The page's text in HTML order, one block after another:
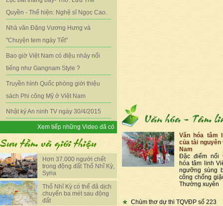
Quyền - Thể hiện: Nghệ sĩ Ngọc Cao.
Nhà văn Đặng Vương Hưng và
"Chuyện tem ngày Tết"
Bao giờ Việt Nam có điệu nhảy nổi
tiếng như Gangnam Style ?
Truyền hình Quốc phòng giới thiệu
sách Phi công Mỹ ở Việt Nam
Nhật ký An ninh TV ngày 30/4/2015
Xem tiếp những Video đã có
Hơn 37.000 người chết
trong động đất Thổ Nhĩ Kỳ,
Syria
Thổ Nhĩ Kỳ có thể đã dịch
chuyển ba mét sau động
đất
Văn hóa tâm
của tài nguyên
Nam
Đặc điểm nổi
hóa tâm linh
ngưỡng sùng
công chống
Thường xuyên
Chùm thơ dự thi TQVĐP số 223